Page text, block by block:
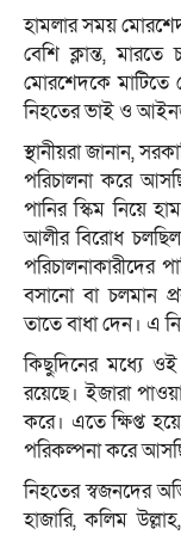
হামলার সময়
বেশি ক্লান্ত,
মোরশেদকে
নিহতের ভাই ও
স্থানীয়রা জানান,
পরিচালনা করে
পানির স্কিম নিয়ে
আলীর বিরোধ চলছিল।
পরিচালনাকারীদের
বসানো বা চলমান
তাতে বাধা দেন। এ
কিছুদিনের মধ্যে
রয়েছে। ইজারা
করে। এতে ক্ষিপ্ত
পরিকল্পনা করে
নিহতের স্বজনদের
হাজারি, কলিম